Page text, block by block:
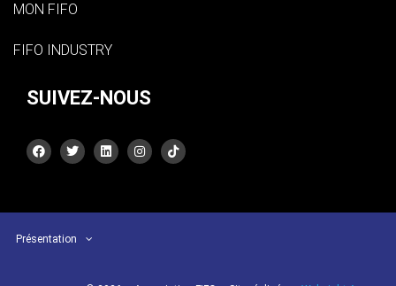
MON FIFO
FIFO INDUSTRY
SUIVEZ-NOUS
Présentation